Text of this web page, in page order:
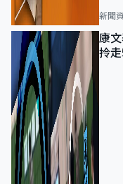
新聞
康
拎